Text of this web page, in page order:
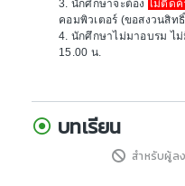
3. นักศึกษาจะต้อง ไม่ติดค้
คอมพิวเตอร์ (ขอสงวนสิท
4. นักศึกษาไม่มาอบรม ไม่
15.00 น.
บทเรียน
สำหรับผู้ล